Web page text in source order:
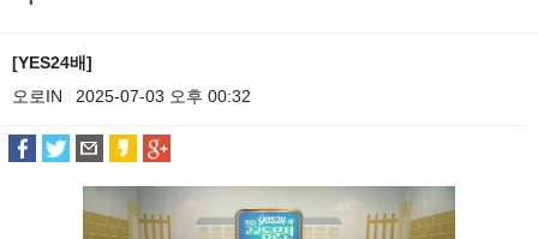
[YES24배]
오로IN
2025-07-03 오후 00:32